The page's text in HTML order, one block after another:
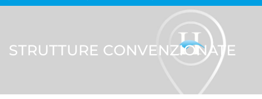
STRUTTURE CONVENZIONATE